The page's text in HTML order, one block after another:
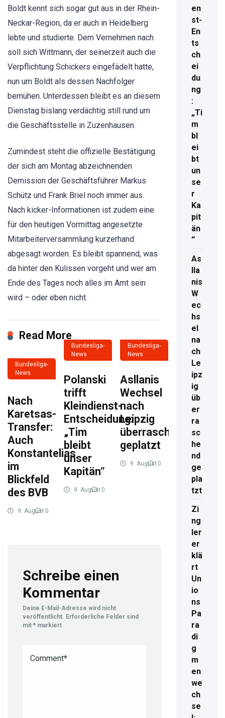
Boldt kennt sich sogar gut aus in der Rhein-
Neckar-Region, da er auch in Heidelberg
lebte und studierte. Dem Vernehmen nach
soll sich Wittmann, der seinerzeit auch die
Verpflichtung Schickers eingefädelt hatte,
nun um Boldt als dessen Nachfolger
bemühen. Unterdessen bleibt es an diesem
Dienstag bislang verdächtig still rund um
die Geschäftsstelle in Zuzenhausen.
Zumindest steht die offizielle Bestätigung
der sich am Montag abzeichnenden
Demission der Geschäftsführer Markus
Schütz und Frank Briel noch immer aus.
Nach kicker-Informationen ist zudem eine
für den heutigen Vormittag angesetzte
Mitarbeiterversammlung kurzerhand
abgesagt worden. Es bleibt spannend, was
da hinter den Kulissen vorgeht und wer am
Ende des Tages noch alles im Amt sein
wird – oder eben nicht.
Read More
Bundesliga-
News
Nach
Karetsas-
Transfer:
Auch
Konstantelias
im
Blickfeld
des BVB
9. August 0
Bundesliga-
News
Polanski
trifft
Kleindienst-
Entscheidung:
„Tim
bleibt
unser
Kapitän“
9. August 0
Bundesliga-
News
Asllanis
Wechsel
nach
Leipzig
überraschend
geplatzt
9. August 0
Schreibe einen
Kommentar
Deine E-Mail-Adresse wird nicht
veröffentlicht. Erforderliche Felder sind
mit * markiert
en
st-
En
ts
ch
ei
du
ng
:
„Ti
m
bl
ei
bt
un
se
r
Ka
pit
än
“
As
lla
nis
W
ec
hs
el
na
ch
Le
ipz
ig
üb
er
ra
sc
he
nd
ge
pla
tzt
Zi
ng
ler
er
klä
rt
Un
io
ns
Pa
ra
di
g
m
en
we
ch
se